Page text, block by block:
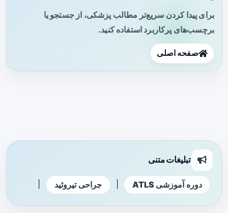
برای پیدا کردن سریع‌تر مطالب پزشکی، از جستجو یا
برچسب‌های پرکاربرد استفاده کنید.
صفحه اصلی
تبلیغات متنی
دوره آموزشی ATLS جراحی تیروئید